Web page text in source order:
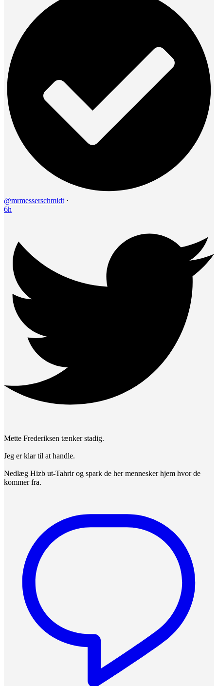
@mrmesserschmidt ·
6h
Mette Frederiksen tænker stadig.
Jeg er klar til at handle.
Nedlæg Hizb ut-Tahrir og spark de her mennesker hjem hvor de
kommer fra.